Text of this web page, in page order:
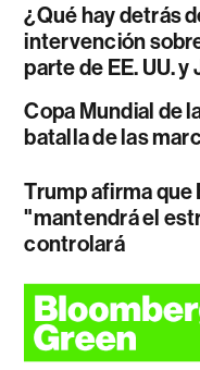
¿Qué hay detrás
intervención
parte de EE. UU. y
Copa Mundial de
batalla de las
Trump afirma que
"mantendrá el
controlará